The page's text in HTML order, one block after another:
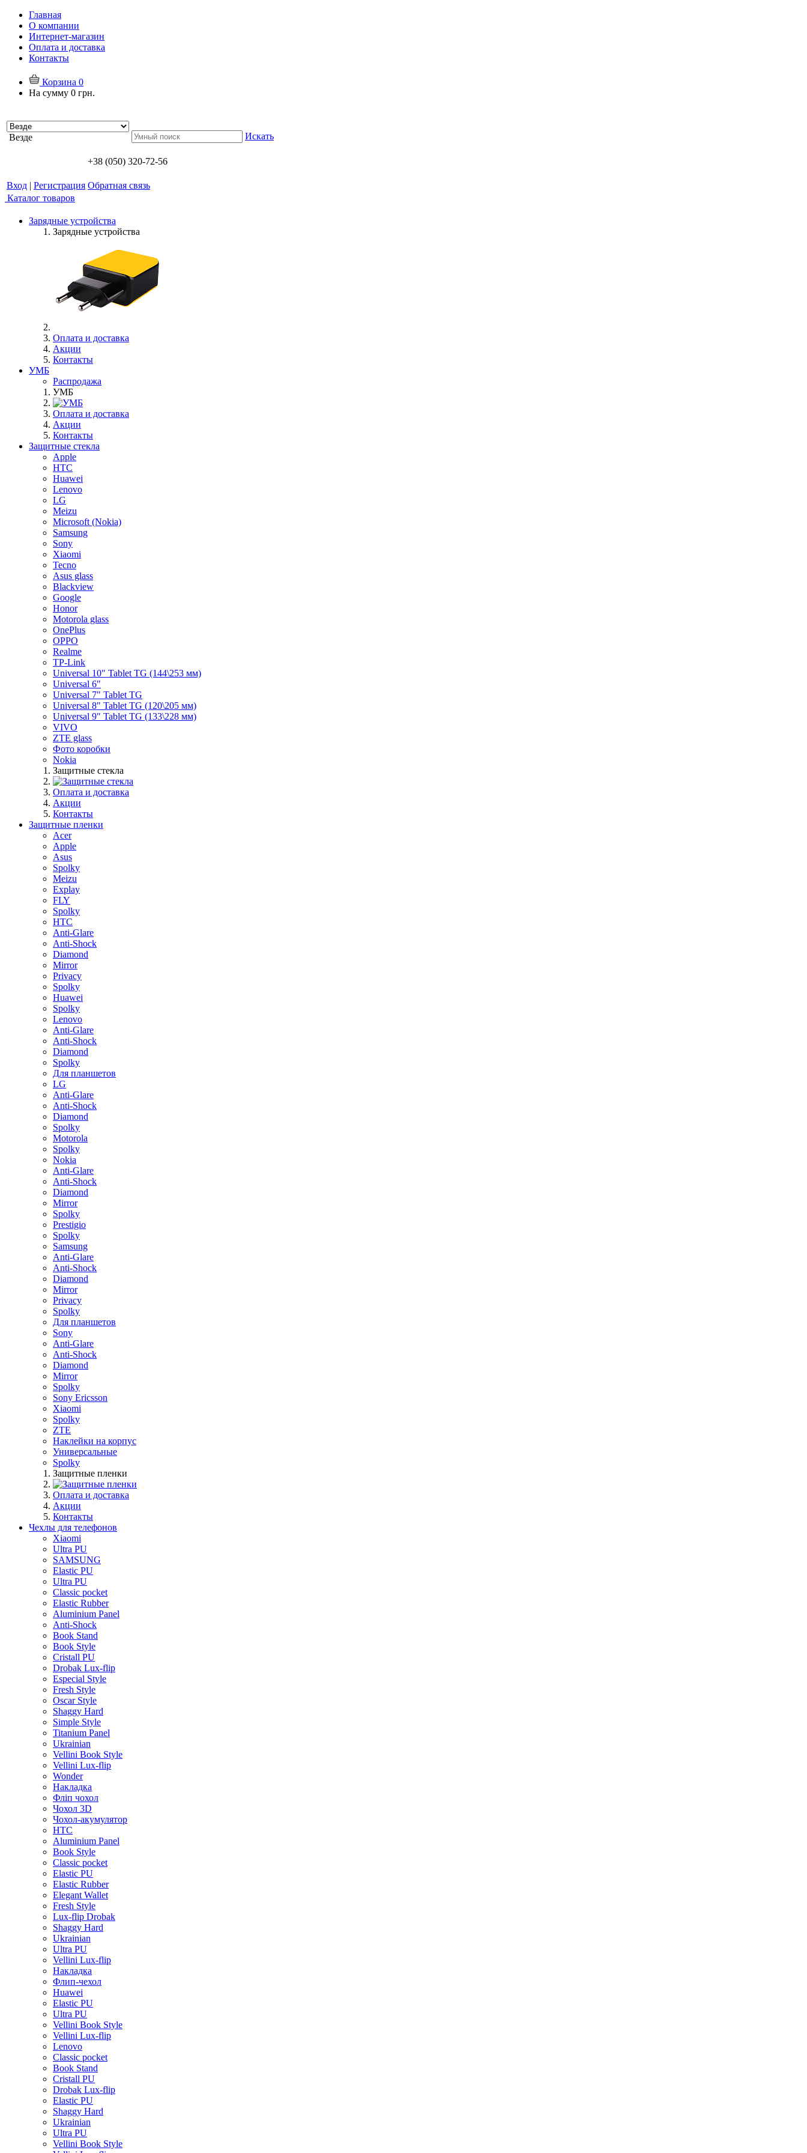
Главная
О компании
Интернет-магазин
Оплата и доставка
Контакты
Корзина 0
На сумму 0 грн.
Везде Искать
+38 (050) 320-72-56
Вход | Регистрация Обратная связь
Каталог товаров
Зарядные устройства
Зарядные устройства
Оплата и доставка
Акции
Контакты
УМБ
Распродажа
УМБ
Оплата и доставка
Акции
Контакты
Защитные стекла
Apple
HTC
Huawei
Lenovo
LG
Meizu
Microsoft (Nokia)
Samsung
Sony
Xiaomi
Tecno
Asus glass
Blackview
Google
Honor
Motorola glass
OnePlus
OPPO
Realme
TP-Link
Universal 10" Tablet TG (144\253 мм)
Universal 6"
Universal 7" Tablet TG
Universal 8" Tablet TG (120\205 мм)
Universal 9" Tablet TG (133\228 мм)
VIVO
ZTE glass
Фото коробки
Nokia
Защитные стекла
Оплата и доставка
Акции
Контакты
Защитные пленки
Acer
Apple
Asus
Spolky
Meizu
Explay
FLY
Spolky
HTC
Anti-Glare
Anti-Shock
Diamond
Mirror
Privacy
Spolky
Huawei
Spolky
Lenovo
Anti-Glare
Anti-Shock
Diamond
Spolky
Для планшетов
LG
Anti-Glare
Anti-Shock
Diamond
Spolky
Motorola
Spolky
Nokia
Anti-Glare
Anti-Shock
Diamond
Mirror
Spolky
Prestigio
Spolky
Samsung
Anti-Glare
Anti-Shock
Diamond
Mirror
Privacy
Spolky
Для планшетов
Sony
Anti-Glare
Anti-Shock
Diamond
Mirror
Spolky
Sony Ericsson
Xiaomi
Spolky
ZTE
Наклейки на корпус
Универсальные
Spolky
Защитные пленки
Оплата и доставка
Акции
Контакты
Чехлы для телефонов
Xiaomi
Ultra PU
SAMSUNG
Elastic PU
Ultra PU
Classic pocket
Elastic Rubber
Aluminium Panel
Anti-Shock
Book Stand
Book Style
Cristall PU
Drobak Lux-flip
Especial Style
Fresh Style
Oscar Style
Shaggy Hard
Simple Style
Titanium Panel
Ukrainian
Vellini Book Style
Vellini Lux-flip
Wonder
Накладка
Фліп чохол
Чохол 3D
Чохол-акумулятор
HTC
Aluminium Panel
Book Style
Classic pocket
Elastic PU
Elastic Rubber
Elegant Wallet
Fresh Style
Lux-flip Drobak
Shaggy Hard
Ukrainian
Ultra PU
Vellini Lux-flip
Накладка
Флип-чехол
Huawei
Elastic PU
Ultra PU
Vellini Book Style
Vellini Lux-flip
Lenovo
Classic pocket
Book Stand
Cristall PU
Drobak Lux-flip
Elastic PU
Shaggy Hard
Ukrainian
Ultra PU
Vellini Book Style